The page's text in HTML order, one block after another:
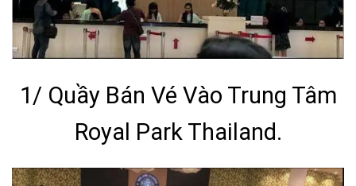
1/ Quầy Bán Vé Vào Trung Tâm
Royal Park Thailand.